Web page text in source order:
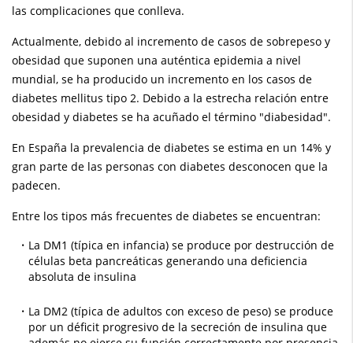
las complicaciones que conlleva.
Actualmente, debido al incremento de casos de sobrepeso y
obesidad que suponen una auténtica epidemia a nivel
mundial, se ha producido un incremento en los casos de
diabetes mellitus tipo 2. Debido a la estrecha relación entre
obesidad y diabetes se ha acuñado el término "diabesidad".
En España la prevalencia de diabetes se estima en un 14% y
gran parte de las personas con diabetes desconocen que la
padecen.
Entre los tipos más frecuentes de diabetes se encuentran:
La DM1 (típica en infancia) se produce por destrucción de
células beta pancreáticas generando una deficiencia
absoluta de insulina
La DM2 (típica de adultos con exceso de peso) se produce
por un déficit progresivo de la secreción de insulina que